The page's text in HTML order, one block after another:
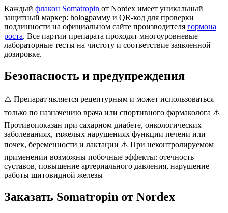
Каждый флакон Somatropin от Nordex имеет уникальный
защитный маркер: hologрамму и QR-код для проверки
подлинности на официальном сайте производителя гормона
роста. Все партии препарата проходят многоуровневые
лабораторные тесты на чистоту и соответствие заявленной
дозировке.
Безопасность и предупреждения
⚠️ Препарат является рецептурным и может использоваться
только по назначению врача или спортивного фармаколога ⚠️
Противопоказан при сахарном диабете, онкологических
заболеваниях, тяжелых нарушениях функции печени или
почек, беременности и лактации ⚠️ При неконтролируемом
применении возможны побочные эффекты: отечность
суставов, повышение артериального давления, нарушение
работы щитовидной железы
Заказать Somatropin от Nordex